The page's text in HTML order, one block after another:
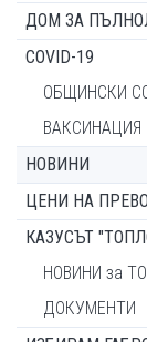
ДОМ ЗА
COVID-19
ОБЩИНСКИ
ВАКСИНАЦИЯ
НОВИНИ
ЦЕНИ НА
КАЗУСЪТ
НОВИНИ за
ДОКУМЕНТИ